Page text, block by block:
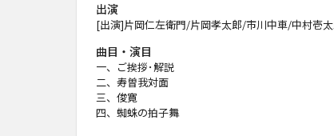
出演
[出演]片岡仁左衛門/片岡孝太郎/市川中車/中村壱
曲目・演目
一、ご挨拶･解説
二、寿曽我対面
三、俊寛
四、蜘蛛の拍子舞